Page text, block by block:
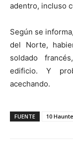
adentro, incluso
Según se
del Norte,
soldado
edificio. Y
acechando.
FUENTE 10